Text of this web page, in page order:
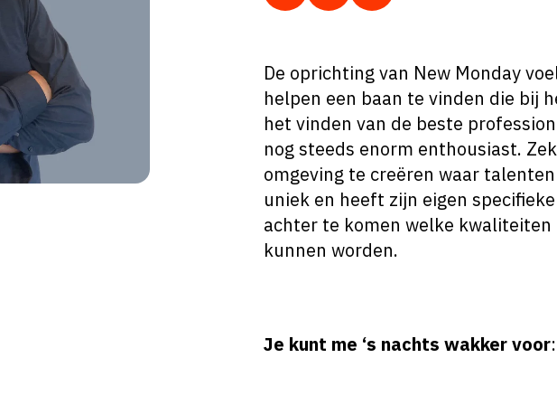
De oprichting van New Monday
helpen een baan te vinden die bij
het vinden van de beste
nog steeds enorm enthousiast.
omgeving te creëren waar
uniek en heeft zijn eigen
achter te komen welke
kunnen worden.
Je kunt me ‘s nachts wakker voor